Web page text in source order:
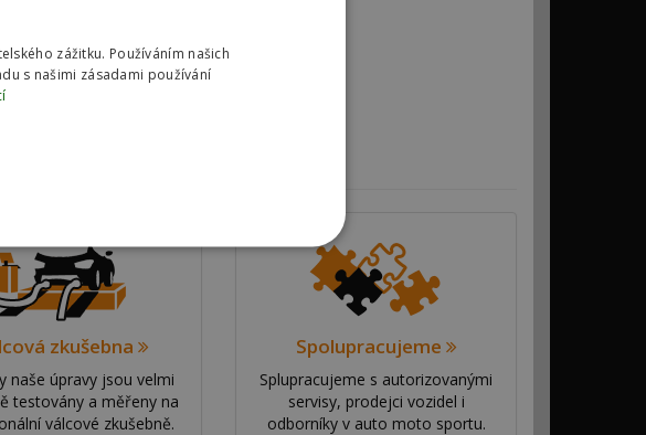
zkušebna
naše úpravy jsou velmi
testovány a měřeny na
válcové zkušebně.
Spolupracujeme
Splupracujeme s autorizovanými
servisy, prodejci vozidel i
odborníky v auto moto sportu.
zážitku. Používáním našich
s našimi zásadami používání